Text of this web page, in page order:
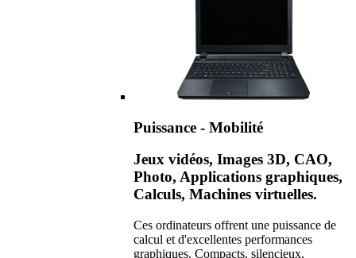
Puissance - Mobilité
Jeux vidéos, Images 3D, CAO,
Photo, Applications graphiques,
Calculs, Machines virtuelles.
Ces ordinateurs offrent une puissance de
calcul et d'excellentes performances
graphiques. Compacts, silencieux,